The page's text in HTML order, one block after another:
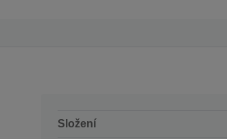
Složení